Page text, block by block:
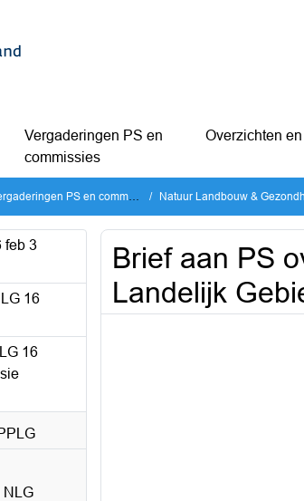
Vergaderingen PS en
commissies
Overzichten
PS en commissies Natuur Landbouw &
feb 3
16
16
NLG
Brief aan PS
Landelijk